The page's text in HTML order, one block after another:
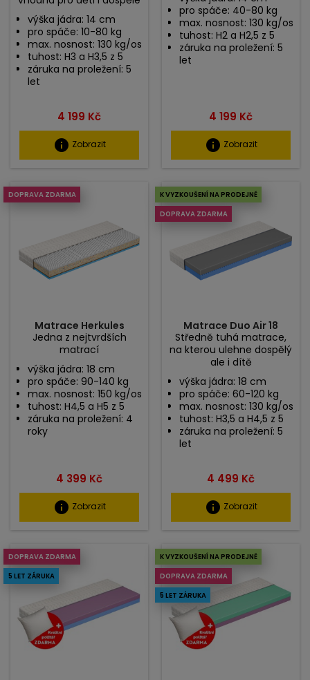
výška jádra: 14 cm
pro spáče: 10-80 kg
max. nosnost: 130 kg/os
tuhost: H3 a H3,5 z 5
záruka na proležení: 5
let
Cena
4 199 Kč
info Zobrazit
pro spáče: 40-80 kg
max. nosnost: 130 kg/os
tuhost: H2 a H2,5 z 5
záruka na proležení: 5
let
Cena
4 199 Kč
info Zobrazit
DOPRAVA ZDARMA
Matrace Herkules
Jedna z nejtvrdších
matrací
výška jádra: 18 cm
pro spáče: 90-140 kg
max. nosnost: 150 kg/os
tuhost: H4,5 a H5 z 5
záruka na proležení: 4
roky
Cena
4 399 Kč
info Zobrazit
K VYZKOUŠENÍ NA PRODEJNĚ
DOPRAVA ZDARMA
Matrace Duo Air 18
Středně tuhá matrace,
na kterou ulehne dospělý
ale i dítě
výška jádra: 18 cm
pro spáče: 60-120 kg
max. nosnost: 130 kg/os
tuhost: H3,5 a H4,5 z 5
záruka na proležení: 5
let
Cena
4 499 Kč
info Zobrazit
DOPRAVA ZDARMA
5 LET ZÁRUKA
K VYZKOUŠENÍ NA PRODEJNĚ
DOPRAVA ZDARMA
5 LET ZÁRUKA